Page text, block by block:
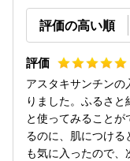
評価の高い順
アスタキサンチンの
りました。ふるさ
と使ってみること
るのに、肌につける
も気に入ったので、